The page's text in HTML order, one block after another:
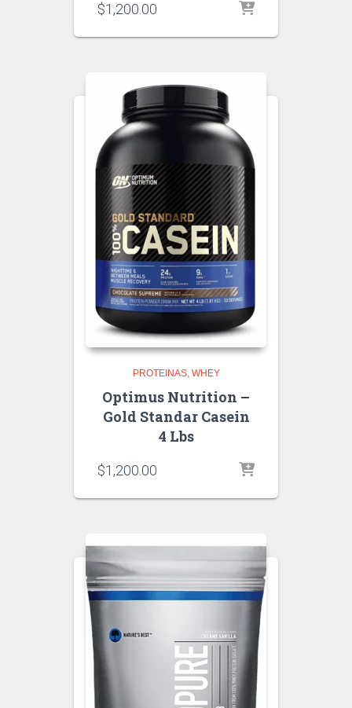
$1,200.00
PROTEINAS WHEY
Optimus Nutrition –
Gold Standar Casein
4 Lbs
$1,200.00